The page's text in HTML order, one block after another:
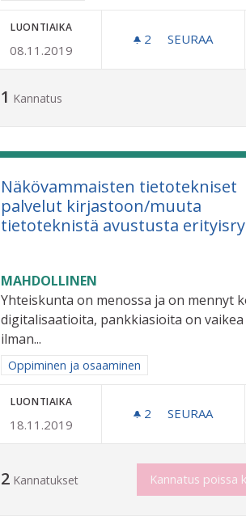
LUONTIAIKA
08.11.2019
2 2 SEURAAJAA
SEURAA
1 Kannatus
Näkövammaisten tietotekniset
palvelut kirjastoon/muuta
tietoteknistä avustusta
MAHDOLLINEN
Yhteiskunta on menossa ja on mennyt
digitalisaatioita, pankkiasioita on
ilman...
Rajaa tulokset aihepiirin mukaan: Oppiminen
Oppiminen ja osaaminen
LUONTIAIKA
18.11.2019
2 2 SEURAAJAA
SEURAA
2 Kannatukset Kannatus poissa